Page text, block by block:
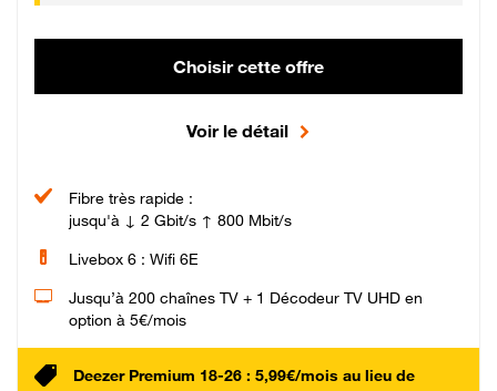
Choisir cette offre
Voir le détail
Fibre très rapide :
jusqu'à ↓ 2 Gbit/s ↑ 800 Mbit/s
Livebox 6 : Wifi 6E
Jusqu’à 200 chaînes TV + 1 Décodeur TV UHD en
option à 5€/mois
Deezer Premium 18-26 : 5,99€/mois au lieu de